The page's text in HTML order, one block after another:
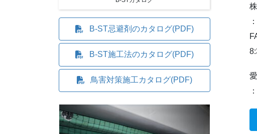
B-ST忌避剤のカタログ(PDF)
B-ST施工法のカタログ(PDF)
鳥害対策施工カタログ(PDF)